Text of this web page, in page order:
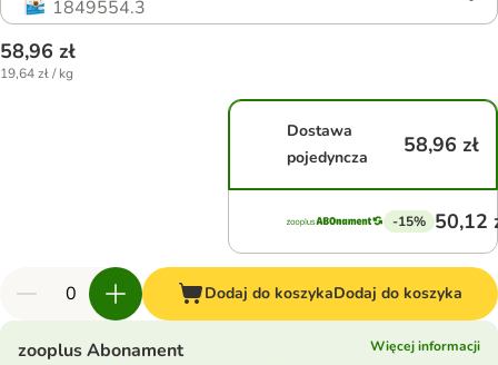
1849554.3
58,96 zł
19,64 zł / kg
Dostawa
pojedyncza
58,96 zł
-15% 50,12
Dodaj do koszykaDodaj do koszyka
zooplus Abonament
Więcej informacji